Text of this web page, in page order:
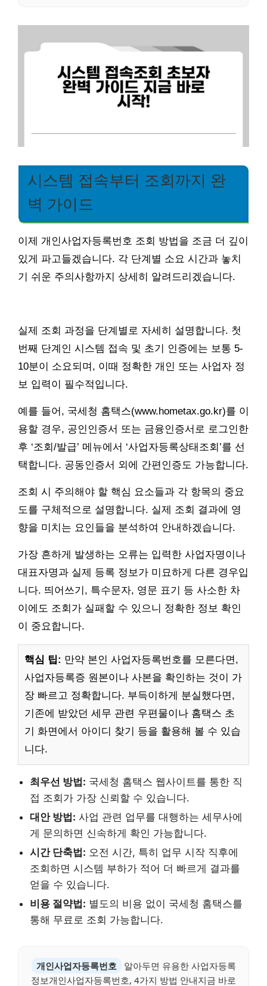
시스템 접속부터 조회까지 완
벽 가이드
이제 개인사업자등록번호 조회 방법을 조금 더 깊이
있게 파고들겠습니다. 각 단계별 소요 시간과 놓치
기 쉬운 주의사항까지 상세히 알려드리겠습니다.
실제 조회 과정을 단계별로 자세히 설명합니다. 첫
번째 단계인 시스템 접속 및 초기 인증에는 보통 5-
10분이 소요되며, 이때 정확한 개인 또는 사업자 정
보 입력이 필수적입니다.
예를 들어, 국세청 홈택스(www.hometax.go.kr)를 이
용할 경우, 공인인증서 또는 금융인증서로 로그인한
후 ‘조회/발급’ 메뉴에서 ‘사업자등록상태조회’를 선
택합니다. 공동인증서 외에 간편인증도 가능합니다.
조회 시 주의해야 할 핵심 요소들과 각 항목의 중요
도를 구체적으로 설명합니다. 실제 조회 결과에 영
향을 미치는 요인들을 분석하여 안내하겠습니다.
가장 흔하게 발생하는 오류는 입력한 사업자명이나
대표자명과 실제 등록 정보가 미묘하게 다른 경우입
니다. 띄어쓰기, 특수문자, 영문 표기 등 사소한 차
이에도 조회가 실패할 수 있으니 정확한 정보 확인
이 중요합니다.
핵심 팁: 만약 본인 사업자등록번호를 모른다면,
사업자등록증 원본이나 사본을 확인하는 것이 가
장 빠르고 정확합니다. 부득이하게 분실했다면,
기존에 받았던 세무 관련 우편물이나 홈택스 초
기 화면에서 아이디 찾기 등을 활용해 볼 수 있습
니다.
최우선 방법: 국세청 홈택스 웹사이트를 통한 직
접 조회가 가장 신뢰할 수 있습니다.
대안 방법: 사업 관련 업무를 대행하는 세무사에
게 문의하면 신속하게 확인 가능합니다.
시간 단축법: 오전 시간, 특히 업무 시작 직후에
조회하면 시스템 부하가 적어 더 빠르게 결과를
얻을 수 있습니다.
비용 절약법: 별도의 비용 없이 국세청 홈택스를
통해 무료로 조회 가능합니다.
개인사업자등록번호
알아두면 유용한 사업자등록
정보개인사업자등록번호, 4가지 방법 안내지금 바로